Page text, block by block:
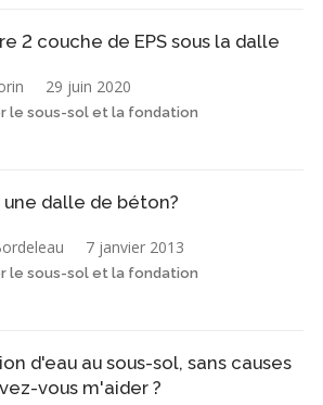
2 couche de EPS sous la dalle
29 juin 2020
le sous-sol et la fondation
dalle de béton?
7 janvier 2013
le sous-sol et la fondation
d'eau au sous-sol, sans causes
vous m'aider ?